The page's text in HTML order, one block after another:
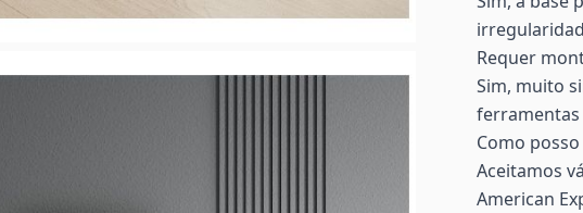
Requer
Sim, muito
ferramentas
Como
Aceitamos
American